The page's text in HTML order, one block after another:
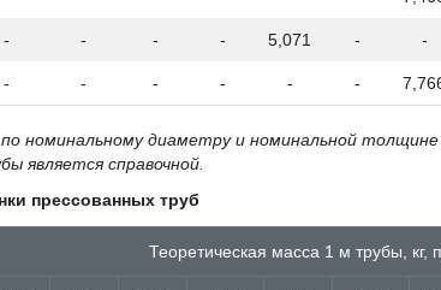
- - - - 5,071 - -
- - - - - -
по номинальному диаметру и номинальной
является справочной.
прессованных труб
Теоретическая масса 1 м трубы, кг,